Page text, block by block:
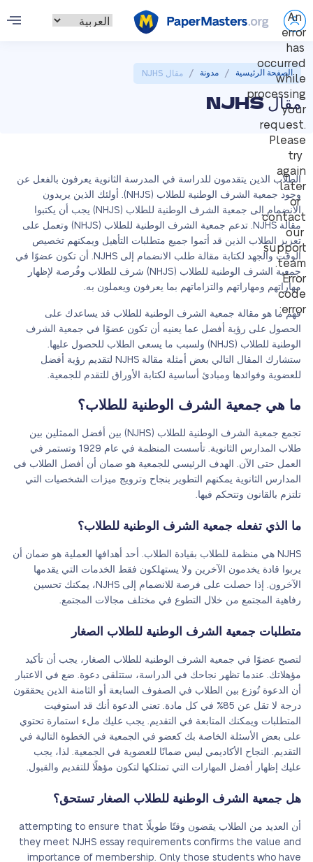
An
error
has
occurred
while
processing
your
request.
Please
try
again
later
or
contact
our
support
team.
Error
code
error:
الصفحة الرئيسية / مدونة / مقال NJHS
مقال NJHS
الطلاب الذين يتقدمون للدراسة في المدرسة الثانوية يعرفون بالفعل عن
وجود جمعية الشرف الوطنية للطلاب (NHJS). أولئك الذين يريدون
الانضمام إلى جمعية الشرف الوطنية للطلاب (NHJS) يجب أن يكتبوا
مقالة NJHS. تدعم جمعية الشرف الوطنية للطلاب (NHJS) وتعمل على
تعزيز الطلاب الذين قد أتموا جميع متطلبات التأهيل ويمكنهم تخصيص
الوقت والجهد لكتابة مقالة طلب الانضمام إلى NJHS. أن تكون عضوًا في
جمعية الشرف الوطنية للطلاب (NHJS) شرف للطلاب وفُرصة لإظهار
مهاراتهم ومهاراتهم والتزاماتهم بما يعرفون ويعملون به.
فهم ما هو مقالة جمعية الشرف الوطنية للطلاب قد يساعدك على
الحصول على رؤية أفضل عما يعنيه أن تكون عضوًا في جمعية الشرف
الوطنية للطلاب (NHJS) ولسبب ما يسعى الطلاب للحصول عليها.
ستشارك المقال التالي بعض أمثلة مقالة NJHS لتقديم رؤية أفضل
للعضوية وفوائدها ومبادئ أساسية لكتابة الأوراق للتقدم للجمعية.
ما هي جمعية الشرف الوطنية للطلاب؟
تجمع جمعية الشرف الوطنية للطلاب (NJHS) بين أفضل الممثلين بين
طلاب المدارس الثانوية. تأسست المنظمة في عام 1929 وتستمر في
العمل حتى الآن. الهدف الرئيسي للجمعية هو ضمان أن أفضل الطلاب في
المدارس الثانوية يمكنهم التطوير بنجاح وترويج ميزات الشخصيات التي
تلتزم بالقانون وتتحكم فيها.
ما الذي تفعله جمعية الشرف الوطنية للطلاب؟
NJHS هي منظمة للطلاب بقيادة الطلاب. أحد أهدافها العملية هو ضمان أن
يربوا قادة يخدمون الآخرين ولا يستهلكون فقط الخدمات التي يقدمها
الآخرون. إذا حصلت على فرصة للانضمام إلى NJHS، يمكنك تحسين
رفاهية المجتمع من خلال التطوع في مختلف مجالات المجتمع.
متطلبات جمعية الشرف الوطنية للطلاب الصغار
لتصبح عضوًا في جمعية الشرف الوطنية للطلاب الصغار، يجب أن تأكيد
مؤهلاتك. عندما تظهر نجاحك في الدراسة، ستتلقى دعوة. ضع في الاعتبار
أن الدعوة تُوزع بين الطلاب في الصفوف السابعة أو الثامنة الذين يحققون
درجة لا تقل عن 85% في كل مادة. تعني الدعوة أنك قد استوفيت
المتطلبات ويمكنك المتابعة في التقديم. يجب عليك ملء استمارة تحتوي
على بعض الأسئلة الخاصة بك كعضو في الجمعية في الخطوة التالية في
التقديم. النجاح الأكاديمي ليس ضمانًا للعضوية في الجمعية. لذا، يجب
عليك إظهار أفضل المهارات التي تمتلكها لتكون مؤهلًا للتقديم والقبول.
هل جمعية الشرف الوطنية للطلاب الصغار تستحق؟
أن العديد من الطلاب يقضون وقتًا طويلًا attempting to ensure that
they meet NJHS essay requirements confirms the value and
importance of membership. Only those students who have